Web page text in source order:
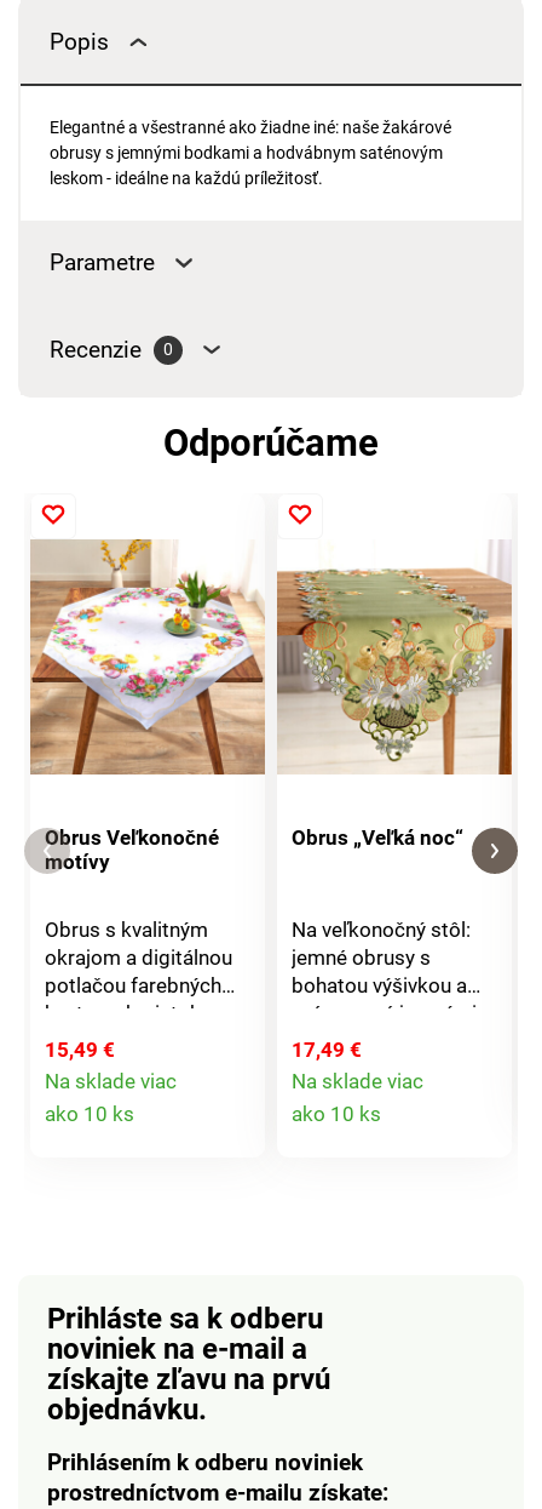
Popis
Elegantné a všestranné ako žiadne iné: naše žakárové
obrusy s jemnými bodkami a hodvábnym saténovým
leskom - ideálne na každú príležitosť.
Parametre
Recenzie 0
Odporúčame
Obrus Veľkonočné
motívy
Obrus ​​s kvalitným
okrajom a digitálnou
potlačou farebných
kvetov a kuriatok -
nádherný! Možno prať
na 30 °C. Digitálna
tlač. Kvalitná tkanina.
Jednoduchá údržba.
15,49 €
Na sklade viac
ako 10 ks
Obrus „Veľká noc“
Na veľkonočný stôl:
jemné obrusy s
bohatou výšivkou a
orámované jemnými
kvetmi a
veľkonočnými
vajíčkami - krásne a
štýlové.
17,49 €
Na sklade viac
ako 10 ks
Prihláste sa k odberu
noviniek na e-mail a
získajte zľavu na prvú
objednávku.
Prihlásením k odberu noviniek
prostredníctvom e-mailu získate: